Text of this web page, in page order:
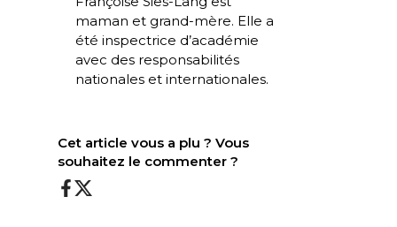
maman et grand-mère. Elle a
été inspectrice d’académie
avec des responsabilités
nationales et internationales.
Cet article vous a plu ? Vous
souhaitez le commenter ?